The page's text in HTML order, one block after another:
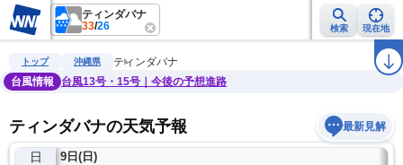
ティンダバナ
33/26 検索 現在地
雨雲レーダー 台風情報 地震情報 ラ
トップ 沖縄県
ティンダバナ
台風情報
台風13号・15号｜今後の予想進路
ティンダバナの天気予報 最新見解
日
9日(日)